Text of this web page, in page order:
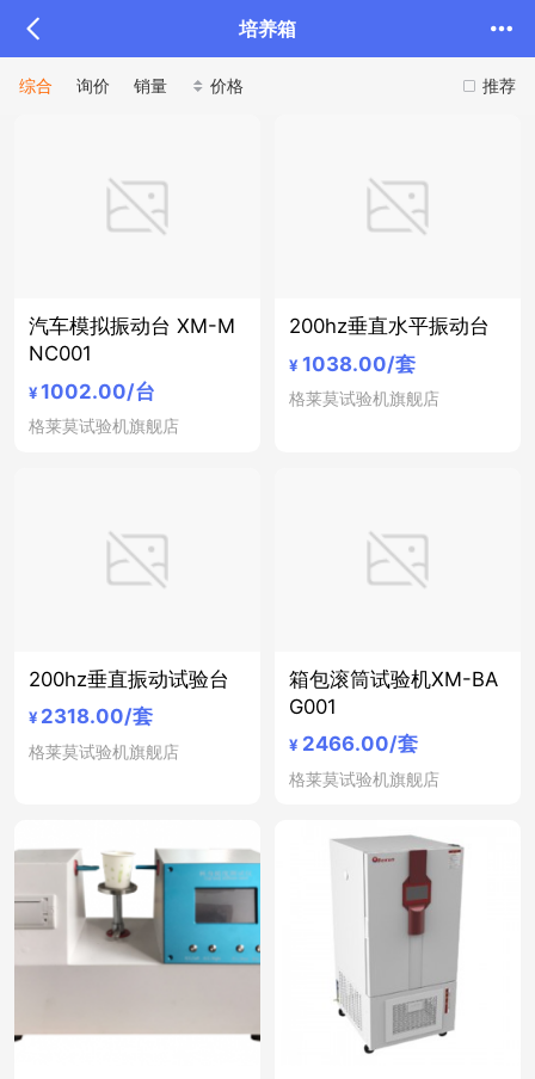
培养箱
推荐
综合 询价 销量 价格
汽车模拟振动台 XM-M
NC001
¥ 1002.00/台
格莱莫试验机旗舰店
200hz垂直水平振动台
¥ 1038.00/套
格莱莫试验机旗舰店
200hz垂直振动试验台
¥ 2318.00/套
格莱莫试验机旗舰店
箱包滚筒试验机XM-BA
G001
¥ 2466.00/套
格莱莫试验机旗舰店